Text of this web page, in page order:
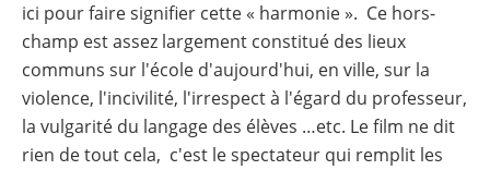
ici pour faire signifier cette « harmonie ». Ce hors-
champ est assez largement constitué des lieux
communs sur l'école d'aujourd'hui, en ville, sur la
violence, l'incivilité, l'irrespect à l'égard du professeur,
la vulgarité du langage des élèves …etc. Le film ne dit
rien de tout cela, c'est le spectateur qui remplit les